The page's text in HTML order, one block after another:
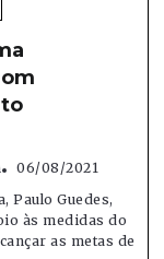
06/08/2021
Paulo Guedes,
às medidas do
as metas de